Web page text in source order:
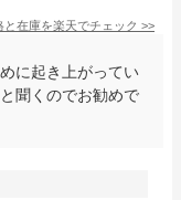
と在庫を楽天でチェック >>
に起き上がってい
聞くのでお勧めで